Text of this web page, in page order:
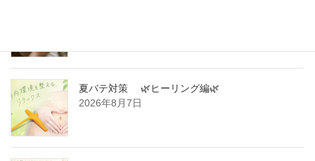
夏バテ対策 🌿ヒーリング編🌿
2026年8月7日